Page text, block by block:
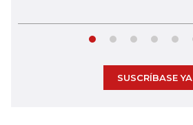
SUSCRÍBASE YA